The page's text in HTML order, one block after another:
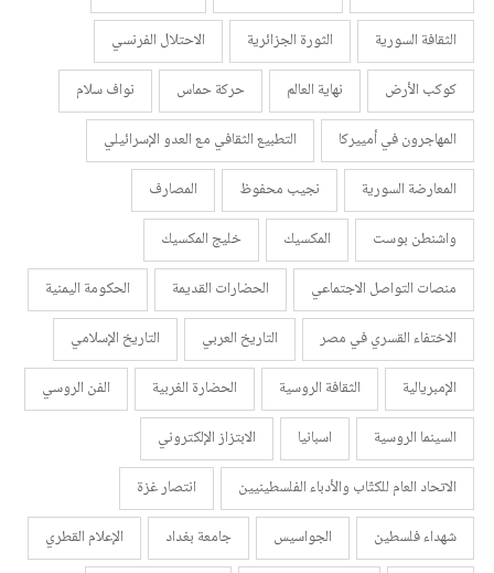
الثقافة السورية
الثورة الجزائرية
الاحتلال الفرنسي
كوكب الأرض
نهاية العالم حركة حماس
نواف سلام
المهاجرون في أمييركا
التطبيع الثقافي مع العدو الإسرائيلي
المعارضة السورية
نجيب محفوظ
المصارف
واشنطن بوست
المكسيك
خليج المكسيك
منصات التواصل الاجتماعي
الحضارات القديمة
الحكومة اليمنية
الاختفاء القسري في مصر
التاريخ العربي
التاريخ الإسلامي
الإمبريالية
الثقافة الروسية الحضارة الغربية
الفن الروسي
السينما الروسية
اسبانيا
الابتزاز الإلكتروني
الاتحاد العام للكتّاب والأدباء الفلسطينيين
انتصار غزة
شهداء فلسطين
الجواسيس جامعة بغداد
الإعلام القطري